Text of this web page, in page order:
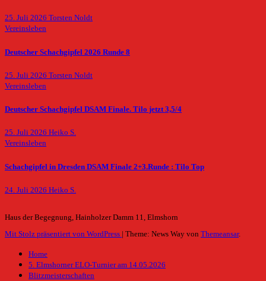
25. Juli 2026 Torsten Noldt
Vereinsleben
Deutscher Schachgipfel 2026 Runde 8
25. Juli 2026 Torsten Noldt
Vereinsleben
Deutscher Schachgipfel DSAM Finale. Tilo jetzt 3,5/4
25. Juli 2026 Heiko S.
Vereinsleben
Schachgipfel in Dresden DSAM Finale 2+3.Runde : Tilo Top
24. Juli 2026 Heiko S.
Haus der Begegnung, Hainholzer Damm 11, Elmshorn
Mit Stolz präsentiert von WordPress | Theme: News Way von Themeansar.
Home
5. Elmshorner ELO-Turnier am 14.05.2026
Blitzmeisterschaften